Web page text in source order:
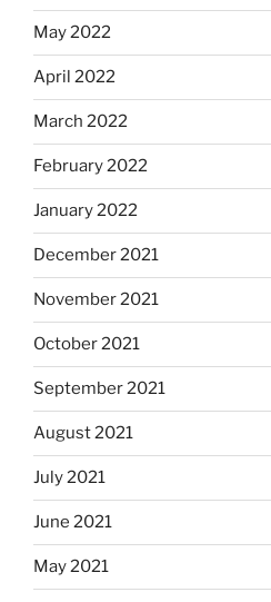
May 2022
April 2022
March 2022
February 2022
January 2022
December 2021
November 2021
October 2021
September 2021
August 2021
July 2021
June 2021
May 2021